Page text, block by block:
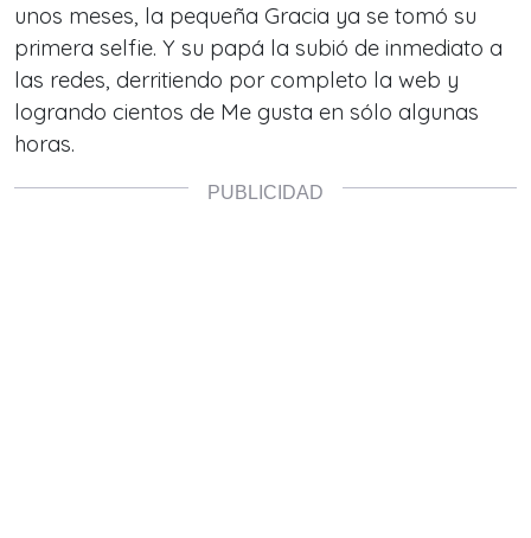
unos meses, la pequeña Gracia ya se tomó su
primera selfie. Y su papá la subió de inmediato a
las redes, derritiendo por completo la web y
logrando cientos de Me gusta en sólo algunas
horas.